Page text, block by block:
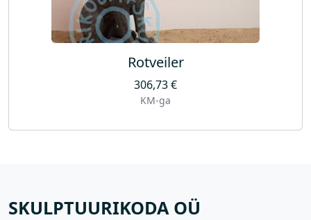
Rotveiler
306,73€
KM-ga
SKULPTUURIKODA OÜ